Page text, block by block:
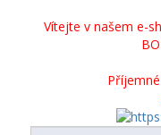
Vítejte v našem e-